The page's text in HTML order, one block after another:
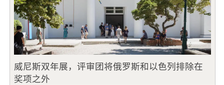
威尼斯双年展，评审团将俄罗斯和以色列排除在
奖项之外